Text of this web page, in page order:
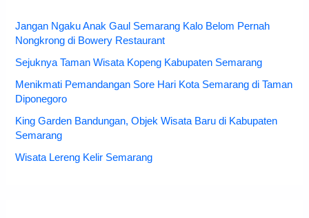
Jangan Ngaku Anak Gaul Semarang Kalo Belom Pernah
Nongkrong di Bowery Restaurant
Sejuknya Taman Wisata Kopeng Kabupaten Semarang
Menikmati Pemandangan Sore Hari Kota Semarang di Taman
Diponegoro
King Garden Bandungan, Objek Wisata Baru di Kabupaten
Semarang
Wisata Lereng Kelir Semarang